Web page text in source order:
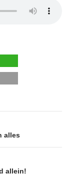
alles
allein!